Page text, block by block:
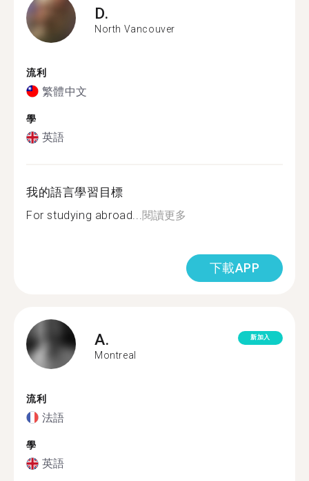
D.
North Vancouver
流利
繁體中文
學
英語
我的語言學習目標
For studying abroad...閱讀更多
下載APP
A.
Montreal
新加入
流利
法語
學
英語